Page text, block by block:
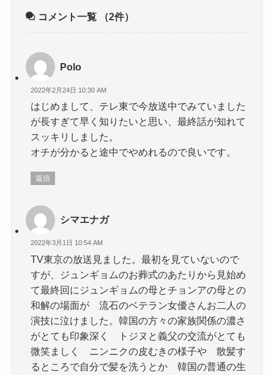
コメント一覧 （2件）
Polo
2022年2月24日 10:30 AM
はじめまして、テレ東で今放送中でみていました
が長すぎて早く知りたいと思い、最終話が知れて
スッキリしました。
オチが分かると途中でやめれるので良いです。
返信
シマエナガ
2022年3月1日 10:54 AM
TV東京の放送見ました。最初を見ていないので
すが、ジュンギョムのお葬式のあたりから見始め
て最終回にジュンギョムの母とチョンアの母との
和解の場面が 流石のベテラン女優さんお二人の
演技に泣けました。韓国の方々の家族関係の濃さ
がとても印象深く トジヌと義父の交流がとても
微笑ましく ニンニクの皮むきの様子や 散髪す
るところで自分で髪を洗うとか 韓国の普通の生